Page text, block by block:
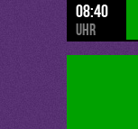
08:40
Uhr